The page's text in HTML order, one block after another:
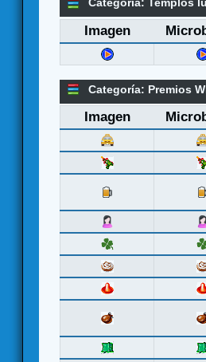
Imagen
Categoría: Premios
Imagen